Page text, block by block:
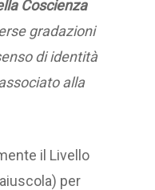
Coscienza
gradazioni
di identità
alla
il Livello
per